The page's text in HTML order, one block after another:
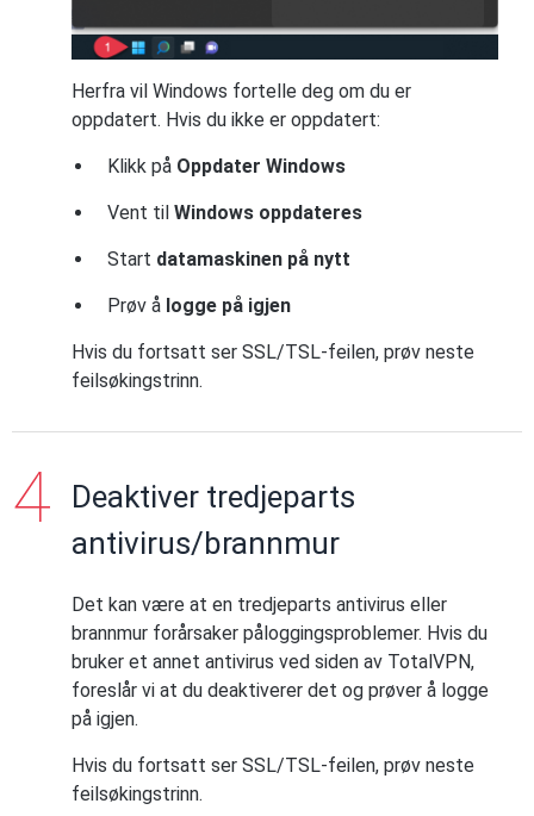
Herfra vil Windows fortelle deg om du er
oppdatert. Hvis du ikke er oppdatert:
Klikk på Oppdater Windows
Vent til Windows oppdateres
Start datamaskinen på nytt
Prøv å logge på igjen
Hvis du fortsatt ser SSL/TSL-feilen, prøv neste
feilsøkingstrinn.
Deaktiver tredjeparts
antivirus/brannmur
Det kan være at en tredjeparts antivirus eller
brannmur forårsaker påloggingsproblemer. Hvis du
bruker et annet antivirus ved siden av TotalVPN,
foreslår vi at du deaktiverer det og prøver å logge
på igjen.
Hvis du fortsatt ser SSL/TSL-feilen, prøv neste
feilsøkingstrinn.